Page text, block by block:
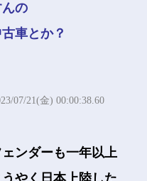
の
車とか？
07/21(金) 00:00:38.60
ンダーも一年以上
やく日本上陸した